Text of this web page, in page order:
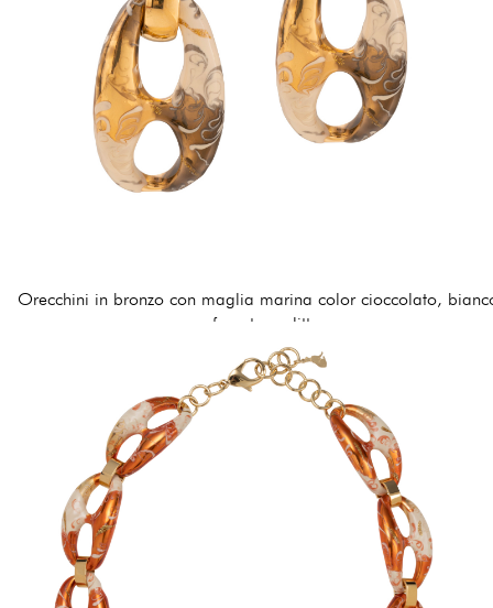
Orecchini in bronzo con maglia marina color cioccolato,
e sfumature glitter
174,00 €